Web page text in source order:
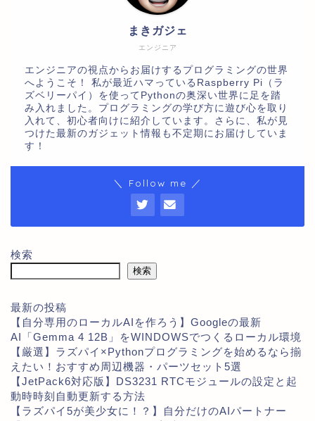
エンジニア
まきガジェ
エンジニアの視点からお届けするプログラミングの世界
へようこそ！ 私が最近ハマっているRaspberry Pi（ラ
ズベリーパイ）を使ってPythonの奥深い世界に足を踏
み入れました。プログラミングの学び方に遊び心を取り
入れて、初心者向けに紹介しています。さらに、私が見
つけた最新のガジェット情報も不定期にお届けしていま
す！
＼ Follow me ／
検索
検索
最新の投稿
【自分専用のローカルAIを作ろう】Googleの最新
AI「Gemma 4 12B」をWINDOWSでつくるローカル環境
【厳選】ラズパイ×Pythonプログラミングを始めるなら揃
えたい！おすすめ周辺機器・パーツセット5選
【JetPack6対応版】DS3231 RTCモジュールの設定と起
動時時刻自動更新する方法
【ラズパイ5が美少女に！？】自分だけのAIパートナー